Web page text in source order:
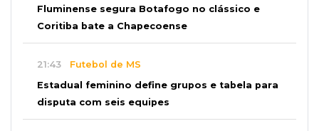
Fluminense segura Botafogo no clássico e
Coritiba bate a Chapecoense
21:43 Futebol de MS
Estadual feminino define grupos e tabela para
disputa com seis equipes